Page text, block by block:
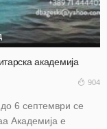
академија
904
6 септември се
Академија е